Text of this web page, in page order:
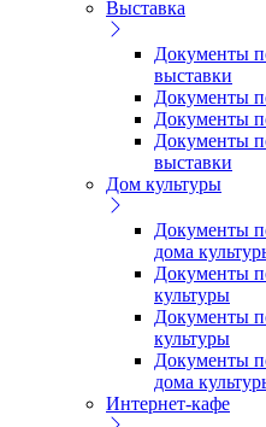
Выставка
Документы
выставки
Документы
Документы
Документы
выставки
Дом культуры
Документы
дома
Документы
культуры
Документы
культуры
Документы
дома
Интернет-кафе